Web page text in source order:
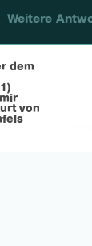
Weitere
dem
von